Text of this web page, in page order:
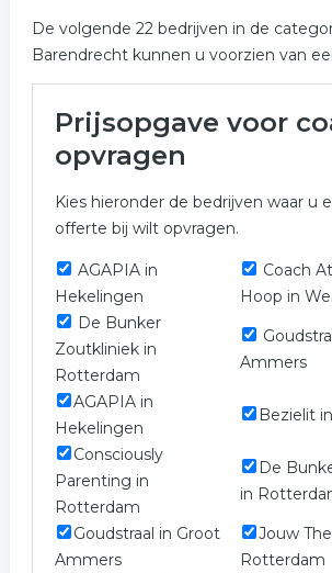
De volgende 22 bedrijven in de
Barendrecht kunnen u voorzien van
Barendrecht
weergegeven voor een prijs indicatie.
gevonden waarnaar u opzoek bent?
Meer informatie over coaching uit
Gebruik onderstaand formulier welke
coaching in Barendrecht.
Trefwoorden:
coachen
coaching counseling personal
Prijsopgave voor
opvragen
Kies hieronder de bedrijven waar u
offerte bij wilt opvragen.
AGAPIA in
Hekelingen
Coach
Hoop in
De Bunker
Zoutkliniek in
Rotterdam
Ammers
AGAPIA in
Hekelingen
Bezielit
Consciously
Parenting in
Rotterdam
De
in
Goudstraal in Groot
Ammers
Jouw
Rotterdam